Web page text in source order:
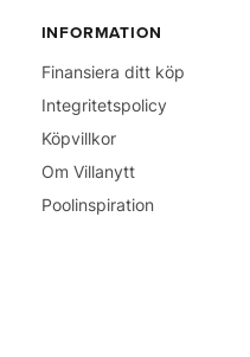
INFORMATION
Finansiera ditt köp
Integritetspolicy
Köpvillkor
Om Villanytt
Poolinspiration